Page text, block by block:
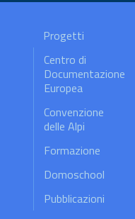
Progetti
Centro di
Documentazione
Europea
Convenzione
delle Alpi
Formazione
Domoschool
Pubblicazioni